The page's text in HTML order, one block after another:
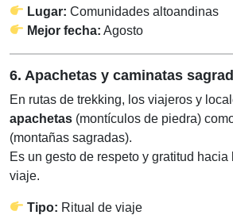
Lugar: Comunidades altoandinas
Mejor fecha: Agosto
6. Apachetas y caminatas
En rutas de trekking, los viajeros y
apachetas (montículos de piedra)
(montañas sagradas).
Es un gesto de respeto y gratitud hacia
viaje.
Tipo: Ritual de viaje